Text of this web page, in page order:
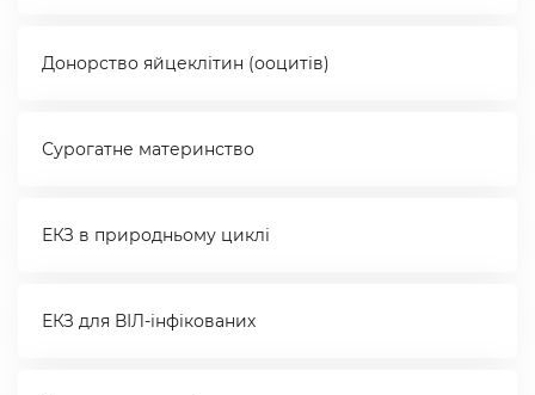
Донорство яйцеклітин (ооцитів)
Сурогатне материнство
ЕКЗ в природньому циклі
ЕКЗ для ВІЛ-інфікованих